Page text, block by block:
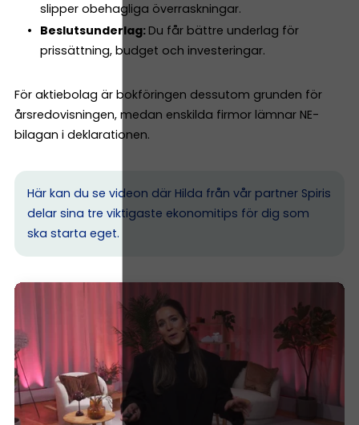
slipper obehagliga överraskningar.
Beslutsunderlag: Du får bättre underlag för
prissättning, budget och investeringar.
För aktiebolag är bokföringen dessutom grunden för
årsredovisningen, medan enskilda firmor lämnar NE-
bilagan i deklarationen.
Här kan du se videon där Hilda från vår partner Spiris
delar sina tre viktigaste ekonomitips för dig som
ska starta eget.